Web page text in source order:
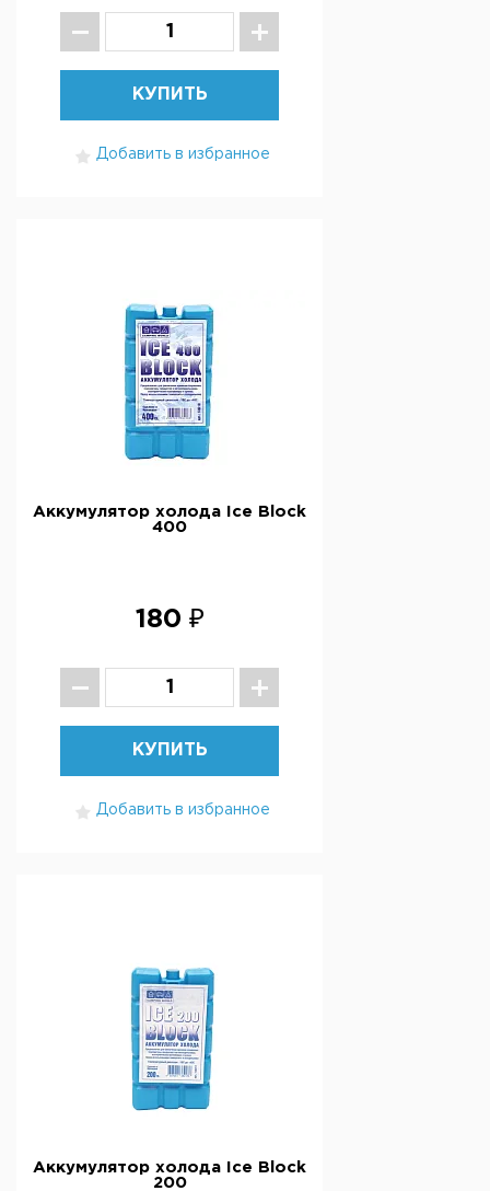
КУПИТЬ
Добавить в избранное
Аккумулятор холода Ice Block
400
180 ₽
КУПИТЬ
Добавить в избранное
Аккумулятор холода Ice Block
200